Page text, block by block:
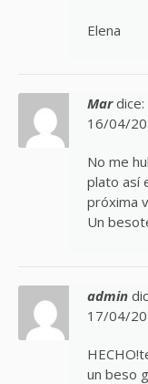
Elena
Mar dice:
16/04/
No me
plato así
próxima
Un
admin
17/04/
un beso